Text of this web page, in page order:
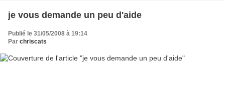
je vous demande un peu d'aide
Publié le 31/05/2008 à 19:14
Par chriscats